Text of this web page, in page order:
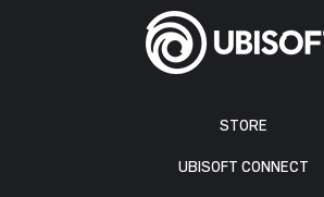
STORE
UBISOFT CONNECT